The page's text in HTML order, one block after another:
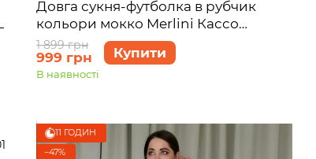
Довга сукня-футболка в рубчик
кольори мокко Merlini Кассо
700000124 розмір 42-44 (S-M)
1 899 грн
999 грн Купити
В наявності
11 ГОДИН
−47%